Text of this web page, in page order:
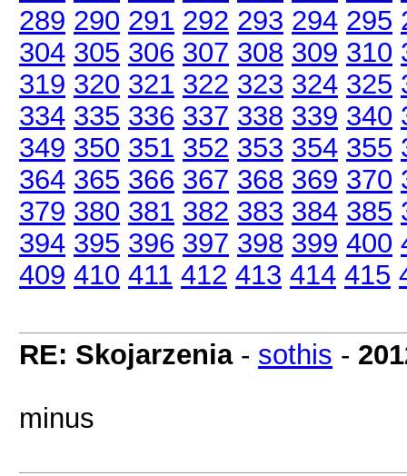
289 290 291 292 293 294 295
304 305 306 307 308 309 310
319 320 321 322 323 324 325
334 335 336 337 338 339 340
349 350 351 352 353 354 355
364 365 366 367 368 369 370
379 380 381 382 383 384 385
394 395 396 397 398 399 400
409 410 411 412 413 414 415
RE: Skojarzenia- sothis -
minus